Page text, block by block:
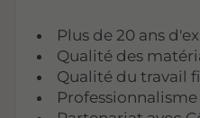
Plus de 20 ans
Qualité des
Qualité du travail